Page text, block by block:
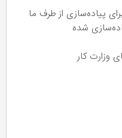
پیاده‌سازی از طرف ما
شده
وزارت کار